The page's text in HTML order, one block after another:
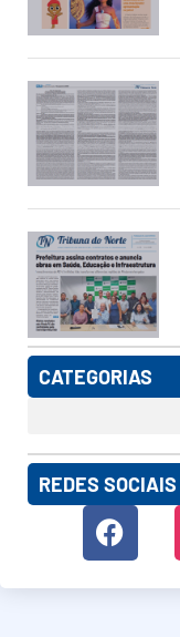
CATEGORIAS
REDES SOCIAIS